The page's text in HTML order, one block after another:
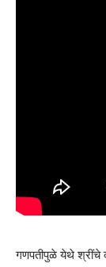
गणपतीपुळे येथे श्रींचे